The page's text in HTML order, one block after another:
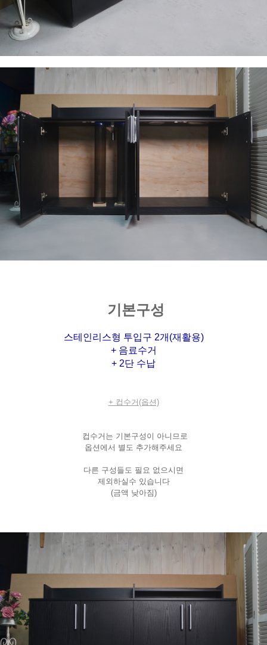
기본구성
스테인리스형 투입구 2개(재활용)
+ 음료수거
+ 2단 수납
+ 컵수거(옵션)
컵수거는 기본구성이 아니므로
옵션에서 별도 추가해주세요
다른 구성들도 필요 없으시면
제외하실수 있습니다
(금액 낮아짐)